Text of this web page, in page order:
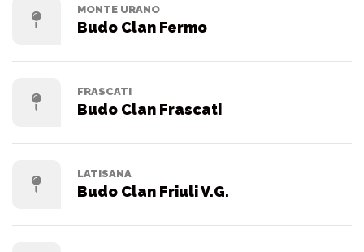
MONTE URANO
Budo Clan Fermo
FRASCATI
Budo Clan Frascati
LATISANA
Budo Clan Friuli V.G.